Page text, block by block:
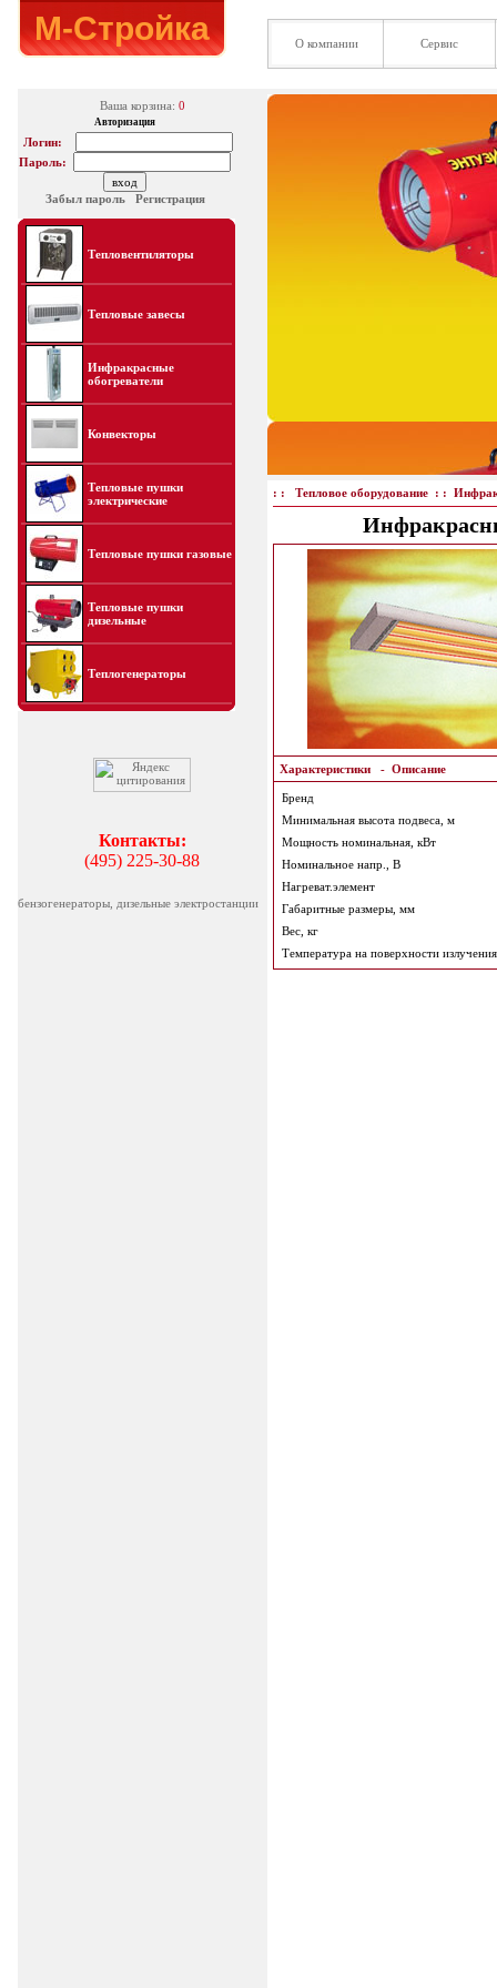
М-Стройка О компании Сервис
Ваша корзина: 0
Авторизация
Логин:
Пароль:
Забыл пароль Регистрация
Тепловентиляторы
Тепловые завесы
Инфракрасные
обогреватели
Конвекторы
Тепловые пушки
электрические
Тепловые пушки газовые
Тепловые пушки
дизельные
Теплогенераторы
Контакты:
(495) 225-30-88
бензогенераторы, дизельные электростанции
: : Тепловое оборудование: :
Характеристики- Описание
Бренд
Минимальная высота подвеса, м
Мощность номинальная, кВт
Номинальное напр., В
Нагреват.элемент
Габаритные размеры, мм
Вес, кг
Температура на поверхности